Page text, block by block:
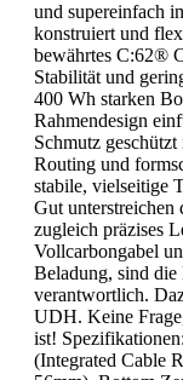
und supereinfach
konstruiert und
bewährtes C:62®
Stabilität und
400 Wh starken
Rahmendesign
Schmutz
Routing und
stabile, vielseitige
Gut unterstreichen
zugleich präzises
Vollcarbongabel
Beladung, sind die
verantwortlich.
UDH. Keine
ist!
(Integrated Cable